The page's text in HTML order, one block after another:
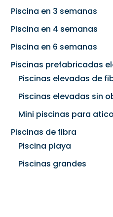
Piscina en 3 semanas
Piscina en 4 semanas
Piscina en 6 semanas
Piscinas prefabricadas
Piscinas elevadas de
Piscinas elevadas sin
Mini piscinas para
Piscinas de fibra
Piscina playa
Piscinas grandes